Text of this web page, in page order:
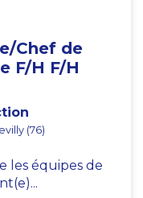
Chef de
F/H F/H
(76)
les équipes de